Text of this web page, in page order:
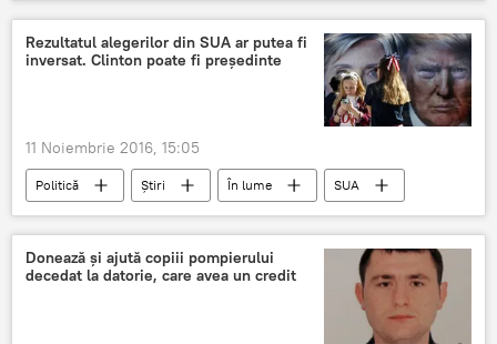
pompieri
Uzinelor
Rezultatul alegerilor din SUA ar putea fi
inversat. Clinton poate fi președinte
11 Noiembrie 2016, 15:05
Politică Știri În lume
SUA
Hillary Clinton
Donald Trump
Clinton
Alegeri prezidenţiale SUA
Votare
Donează și ajută copiii pompierului
decedat la datorie, care avea un credit